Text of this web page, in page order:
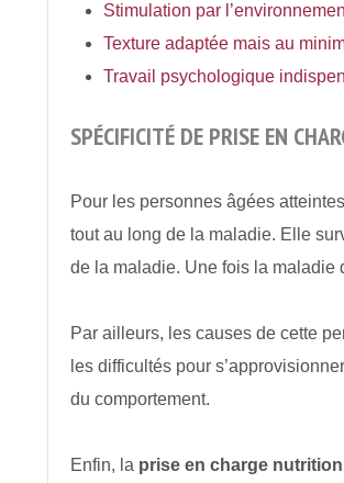
Stimulation par
Texture adaptée mais au
Travail psychologique
SPÉCIFICITÉ DE PRISE EN
Pour les personnes âgées
tout au long de la maladie. Elle
de la maladie. Une fois la maladie
Par ailleurs, les causes de cette
les difficultés pour
du comportement.
Enfin, la prise en charge